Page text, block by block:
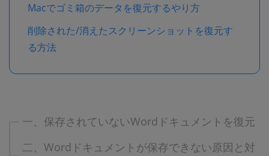
Macでゴミ箱のデータを復元するやり方
削除された/消えたスクリーンショットを復元す
る方法
一、保存されていないWordドキュメントを復元
二、Wordドキュメントが保存できない原因と対